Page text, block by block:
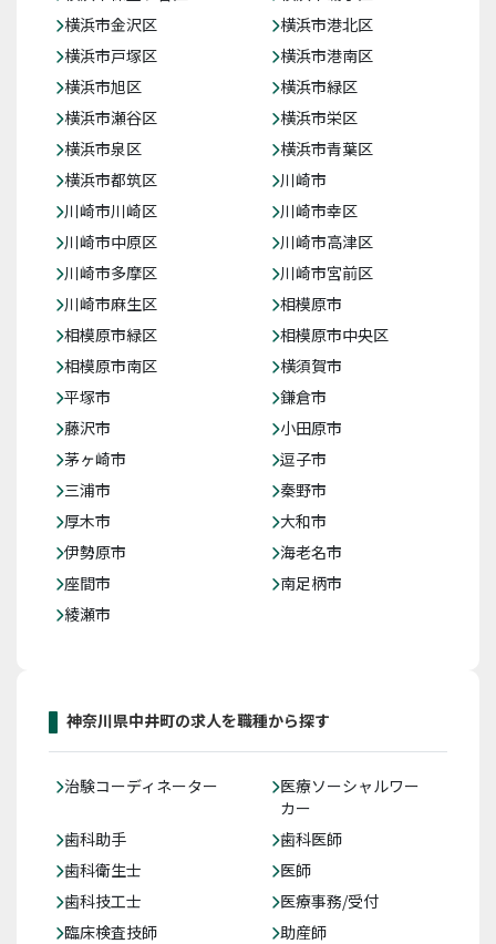
横浜市金沢区
横浜市港北区
横浜市戸塚区
横浜市港南区
横浜市旭区
横浜市緑区
横浜市瀬谷区
横浜市栄区
横浜市泉区
横浜市青葉区
横浜市都筑区
川崎市
川崎市川崎区
川崎市幸区
川崎市中原区
川崎市高津区
川崎市多摩区
川崎市宮前区
川崎市麻生区
相模原市
相模原市緑区
相模原市中央区
相模原市南区
横須賀市
平塚市
鎌倉市
藤沢市
小田原市
茅ヶ崎市
逗子市
三浦市
秦野市
厚木市
大和市
伊勢原市
海老名市
座間市
南足柄市
綾瀬市
神奈川県中井町の求人を職種から探す
治験コーディネーター
医療ソーシャルワー
カー
歯科助手
歯科医師
歯科衛生士
医師
歯科技工士
医療事務/受付
臨床検査技師
助産師